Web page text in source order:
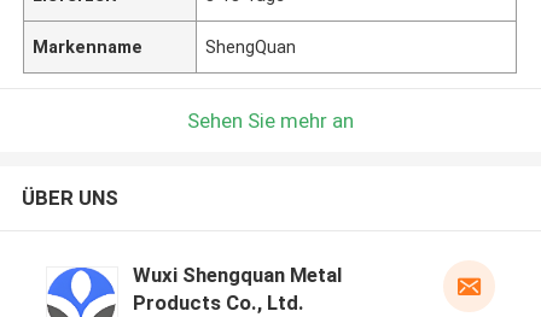
Markenname ShengQuan
Sehen Sie mehr an
ÜBER UNS
Wuxi Shengquan Metal
Products Co., Ltd.